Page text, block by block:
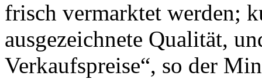
frisch vermarktet werden;
ausgezeichnete Qualität,
Verkaufspreise“, so der